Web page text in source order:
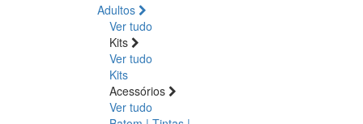
Adultos
Ver tudo
Kits
Ver tudo
Kits
Acessórios
Ver tudo